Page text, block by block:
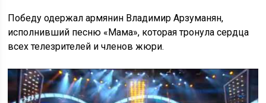
Победу одержал армянин Владимир Арзуманян,
исполнивший песню «Мама», которая тронула сердца
всех телезрителей и членов жюри.